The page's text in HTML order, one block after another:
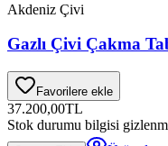
Akdeniz Çivi
Gazlı Çivi Çakma
Favorilere ekle
37.200,00TL
Stok durumu bilgisi